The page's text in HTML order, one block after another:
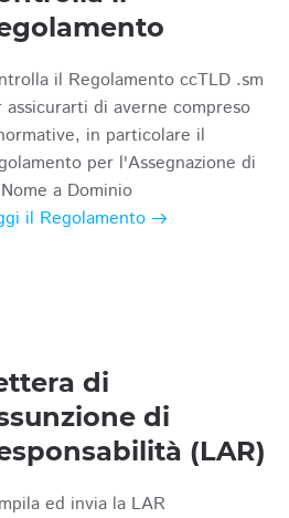
il Regolamento ccTLD .sm
assicurarti di averne compreso
in particolare il
per l'Assegnazione di
a Dominio
il Regolamento
di
di
(LAR)
ed invia la LAR